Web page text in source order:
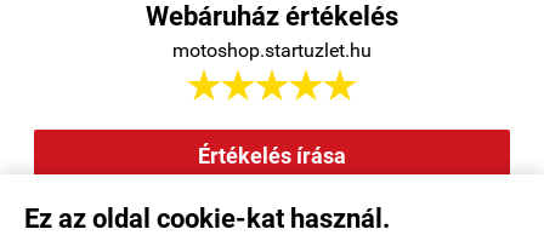
Ez az oldal cookie-kat használ.
Webáruház értékelés
motoshop.startuzlet.hu

Értékelés írása